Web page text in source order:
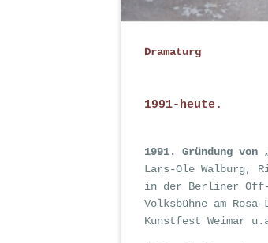
Dramaturg
1991-heute.
1991. Gründung
Lars-Ole Walburg,
in der Berliner Off-
Volksbühne am
Kunstfest Weimar